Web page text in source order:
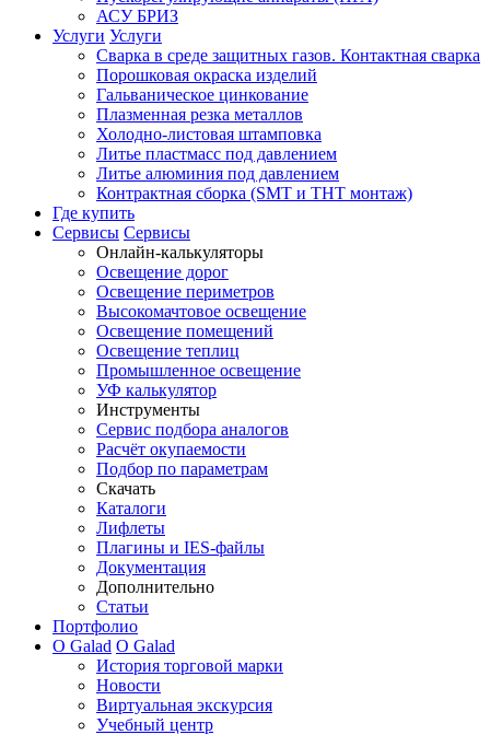
АСУ БРИЗ
Услуги Услуги
Сварка в среде защитных газов. Контактная сварка
Порошковая окраска изделий
Гальваническое цинкование
Плазменная резка металлов
Холодно-листовая штамповка
Литье пластмасс под давлением
Литье алюминия под давлением
Контрактная сборка (SMT и THT монтаж)
Где купить
Сервисы Сервисы
Онлайн-калькуляторы
Освещение дорог
Освещение периметров
Высокомачтовое освещение
Освещение помещений
Освещение теплиц
Промышленное освещение
УФ калькулятор
Инструменты
Сервис подбора аналогов
Расчёт окупаемости
Подбор по параметрам
Скачать
Каталоги
Лифлеты
Плагины и IES-файлы
Документация
Дополнительно
Статьи
Портфолио
О Galad О Galad
История торговой марки
Новости
Виртуальная экскурсия
Учебный центр